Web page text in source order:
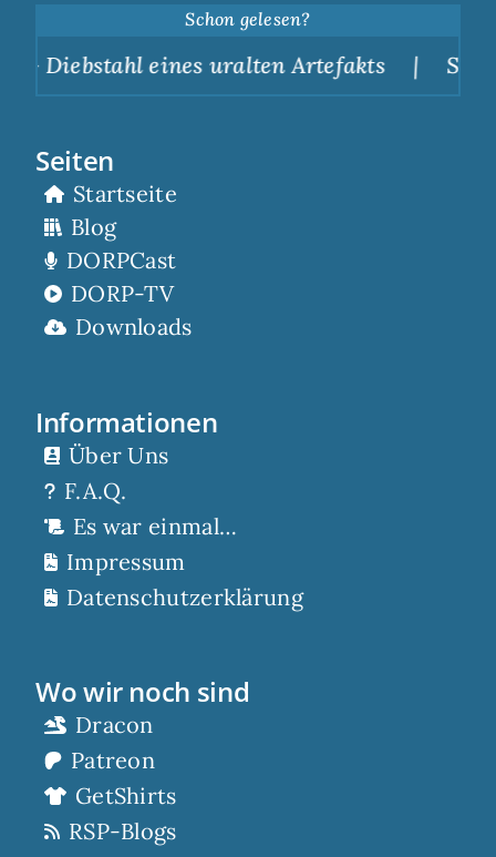
Schon gelesen?
eines uralten Artefakts | Scorp
Seiten
Startseite
Blog
DORPCast
DORP-TV
Downloads
Informationen
Über Uns
F.A.Q.
Es war einmal…
Impressum
Datenschutzerklärung
Wo wir noch sind
Dracon
Patreon
GetShirts
RSP-Blogs